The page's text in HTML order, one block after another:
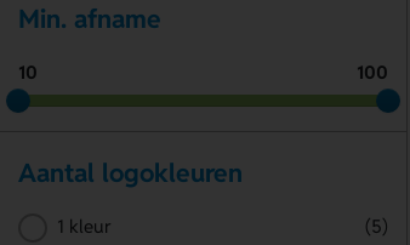
Min. afname
10 100
Aantal logokleuren
1 kleur
(5)